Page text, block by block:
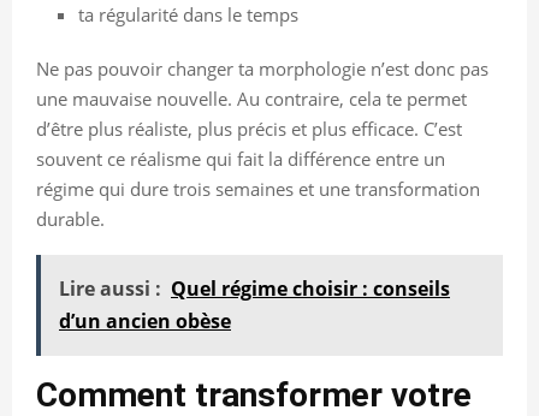
ta régularité dans le temps
Ne pas pouvoir changer ta morphologie n’est donc pas
une mauvaise nouvelle. Au contraire, cela te permet
d’être plus réaliste, plus précis et plus efficace. C’est
souvent ce réalisme qui fait la différence entre un
régime qui dure trois semaines et une transformation
durable.
Lire aussi : Quel régime choisir : conseils
d’un ancien obèse
Comment transformer votre